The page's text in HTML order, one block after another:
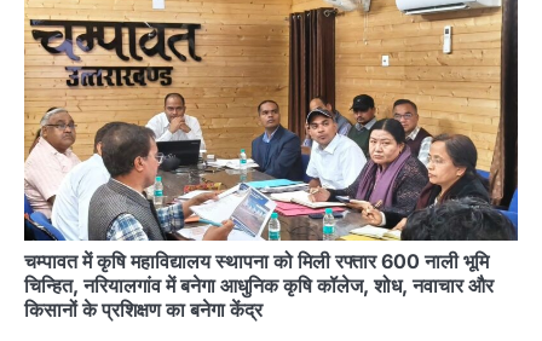
चम्पावत में कृषि महाविद्यालय स्थापना को मिली रफ्तार 600 नाली भूमि
चिन्हित, नरियालगांव में बनेगा आधुनिक कृषि कॉलेज, शोध, नवाचार और
किसानों के प्रशिक्षण का बनेगा केंद्र